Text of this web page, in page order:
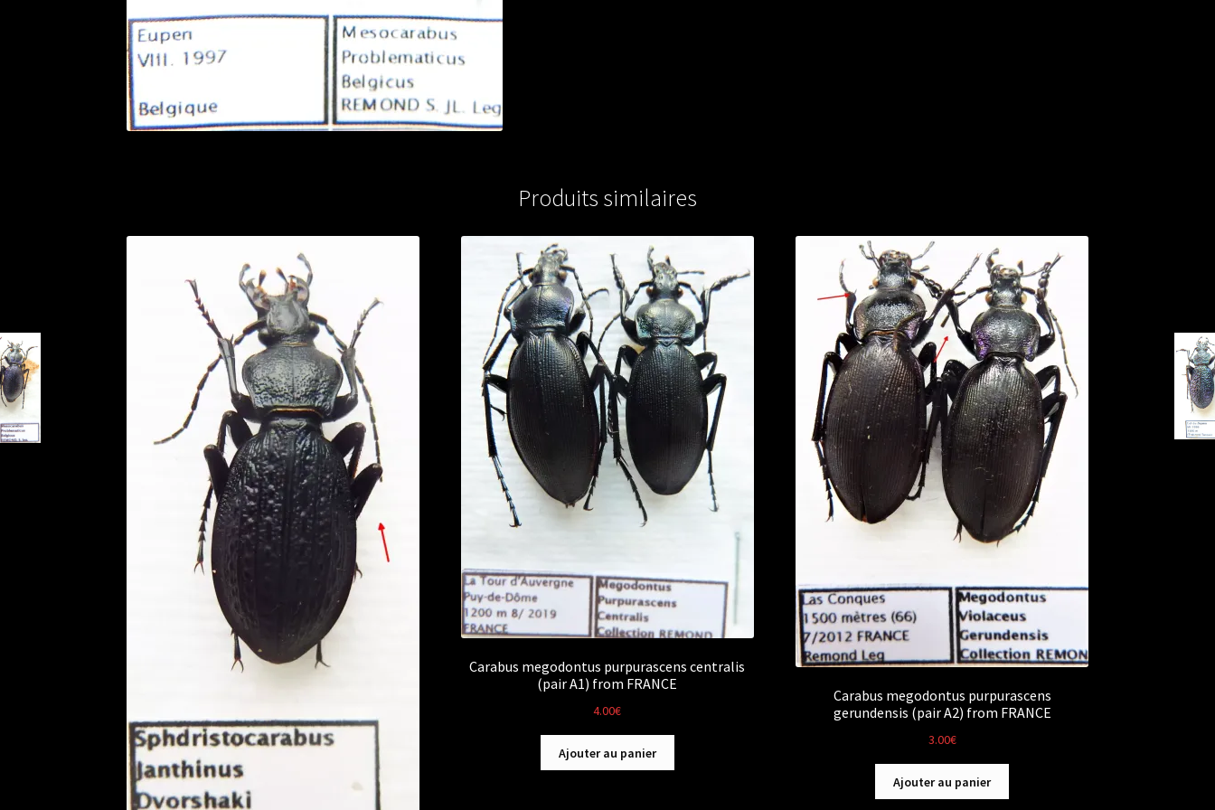
Produits similaires
Carabus megodontus purpurascens centralis
(pair A1) from FRANCE
4.00€
Ajouter au panier
Carabus megodontus purpurascens
gerundensis (pair A2) from FRANCE
3.00€
Ajouter au panier